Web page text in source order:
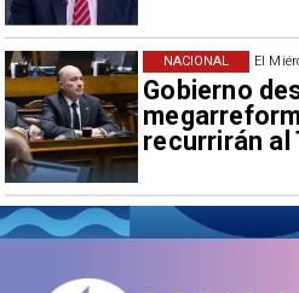
El
Gobierno
recurrirán al
NACIONAL